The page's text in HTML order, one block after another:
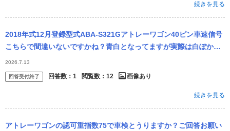
続きを見る
2018年式12月登録型式ABA-S321Gアトレーワゴン40ピン車速信号
こちらで間違いないですかね？青白となってますが実際は白ぽかっ
たので
2026.7.13
回答受付終了 回答数： 1 閲覧数： 12 画像あり
続きを見る
アトレーワゴンの認可重指数75で車検とうりますか？ご回答お願い